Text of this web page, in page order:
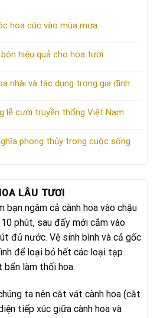
hoa cúc vào mùa mưa
hiệu quả cho hoa tươi
nhài và tác dụng trong gia đình
lễ cưới truyền thống Việt Nam
phong thủy trong cuộc sống
LÂU TƯƠI
ngâm cả cành hoa vào chậu
phút, sau đấy mới cắm vào
đủ nước. Vệ sinh bình và cả gốc
để loại bỏ hết các loại tạp
bẩn làm thối hoa.
ta nên cắt vát cành hoa (cắt
tiếp xúc giữa cành hoa và